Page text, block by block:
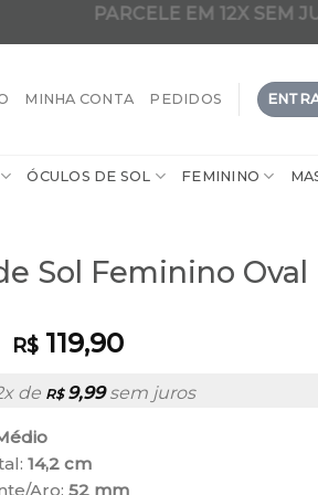
PARCELE EM 12X SEM
MINHA CONTA PEDIDOS
ÓCULOS DE SOL FEMININO
Sol Feminino
R$ 119,90
de R$9,99sem juros
14,2 cm
Aro: 52 mm